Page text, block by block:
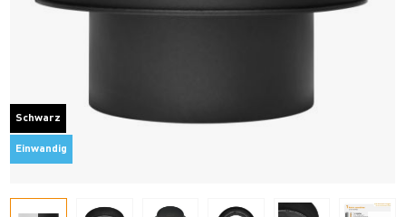
Schwarz
Einwandig